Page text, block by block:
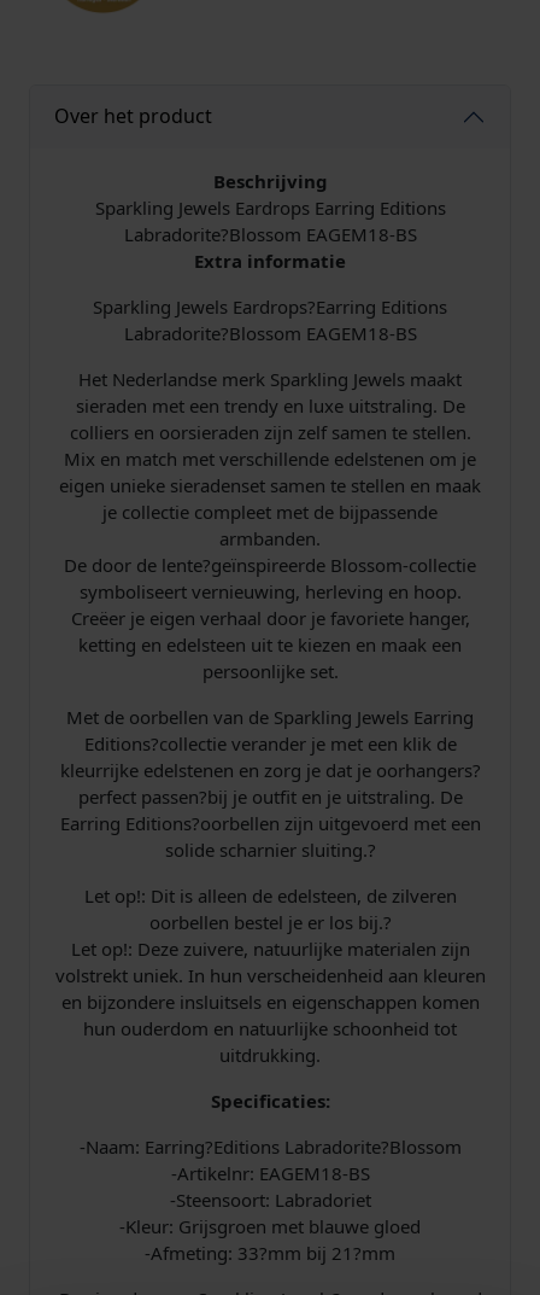
o
E
a
i
n
E
d
i
t
i
o
s
L
a
b
a
d
o
r
i
t
B
l
o
s
s
o
G
E
M
1
Over het product
Beschrijving
Sparkling Jewels Eardrops Earring Editions
Labradorite?Blossom EAGEM18-BS
Extra informatie
Sparkling Jewels Eardrops?Earring Editions
Labradorite?Blossom EAGEM18-BS
Het Nederlandse merk Sparkling Jewels maakt
sieraden met een trendy en luxe uitstraling. De
colliers en oorsieraden zijn zelf samen te stellen.
Mix en match met verschillende edelstenen om je
eigen unieke sieradenset samen te stellen en maak
je collectie compleet met de bijpassende
armbanden.
De door de lente?geïnspireerde Blossom-collectie
symboliseert vernieuwing, herleving en hoop.
Creëer je eigen verhaal door je favoriete hanger,
ketting en edelsteen uit te kiezen en maak een
persoonlijke set.
Met de oorbellen van de Sparkling Jewels Earring
Editions?collectie verander je met een klik de
kleurrijke edelstenen en zorg je dat je oorhangers?
perfect passen?bij je outfit en je uitstraling. De
Earring Editions?oorbellen zijn uitgevoerd met een
solide scharnier sluiting.?
Let op!: Dit is alleen de edelsteen, de zilveren
oorbellen bestel je er los bij.?
Let op!: Deze zuivere, natuurlijke materialen zijn
volstrekt uniek. In hun verscheidenheid aan kleuren
en bijzondere insluitsels en eigenschappen komen
hun ouderdom en natuurlijke schoonheid tot
uitdrukking.
Specificaties:
-Naam: Earring?Editions Labradorite?Blossom
-Artikelnr: EAGEM18-BS
-Steensoort: Labradoriet
-Kleur: Grijsgroen met blauwe gloed
-Afmeting: 33?mm bij 21?mm